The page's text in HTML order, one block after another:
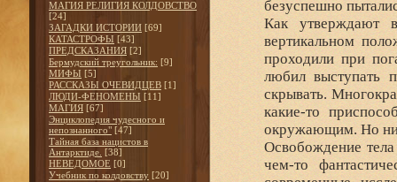
МАГИЯ РЕЛИГИЯ КОЛДОВСТВО
[24]
ЗАГАДКИ ИСТОРИИ [69]
КАТАСТРОФЫ [43]
ПРЕДСКАЗАНИЯ [2]
Бермудский треугольник: [9]
МИФЫ [5]
РАССКАЗЫ ОЧЕВИДЦЕВ [1]
ЛЮДИ-ФЕНОМЕНЫ [11]
МАГИЯ [67]
Энциклопедия чудесного и
непознанного" [47]
Тайная база нацистов в
Антарктиде. [38]
НЕВЕДОМОЕ [0]
Учебник по колдовству [20]
безуспешно
Как утверждают
вертикальном
проходили при
любил выступать
скрывать.
какие-то
окружающим. Но
Освобождение
чем-то